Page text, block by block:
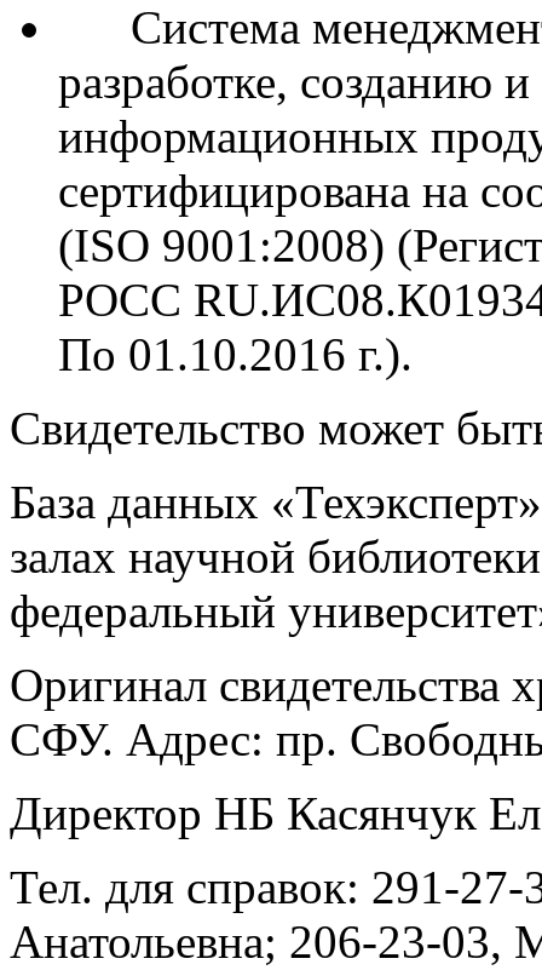
Система
разработке, созданию
информационных
сертифицирована на
(ISO 9001:2008)
РОСС RU.ИС08.К01934,
По 01.10.2016 г.).
Свидетельство может
База данных
залах научной
федеральный
Оригинал свидетельства
СФУ. Адрес: пр.
Директор НБ Касянчук
Тел. для справок: 291-
Анатольевна; 206-23-03,